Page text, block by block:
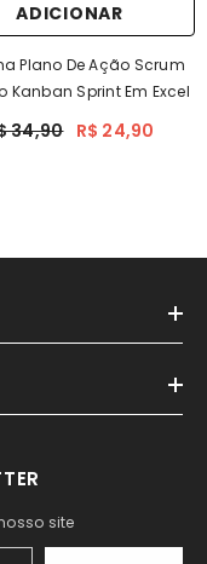
ADICIONAR
Plano De Ação Scrum
Kanban Sprint Em Excel
34,90 R$ 24,90
site